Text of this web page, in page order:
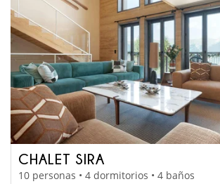
CHALET SIRA
10 personas • 4 dormitorios • 4 baños